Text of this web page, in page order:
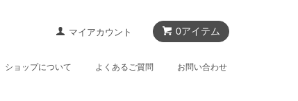
0アイテム
マイアカウント
ショップについて よくあるご質問 お問い合わせ